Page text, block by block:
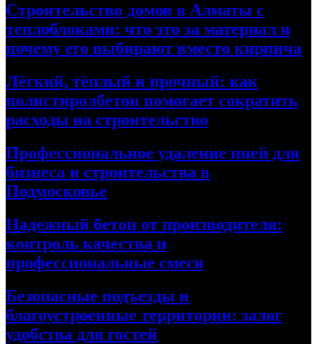
Строительство домов в Алматы с
теплоблоками: что это за материал и
почему его выбирают вместо кирпича
Лёгкий, тёплый и прочный: как
полистиролбетон помогает сократить
расходы на строительство
Профессиональное удаление пней для
бизнеса и строительства в
Подмосковье
Надежный бетон от производителя:
контроль качества и
профессиональные смеси
Безопасные подъезды и
благоустроенные территории: залог
удобства для гостей